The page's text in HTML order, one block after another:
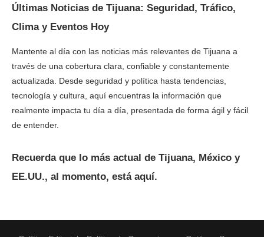
Últimas Noticias de Tijuana: Seguridad, Tráfico,
Clima y Eventos Hoy
Mantente al día con las noticias más relevantes de Tijuana a
través de una cobertura clara, confiable y constantemente
actualizada. Desde seguridad y política hasta tendencias,
tecnología y cultura, aquí encuentras la información que
realmente impacta tu día a día, presentada de forma ágil y fácil
de entender.
Recuerda que lo más actual de Tijuana, México y
EE.UU., al momento, está aquí.